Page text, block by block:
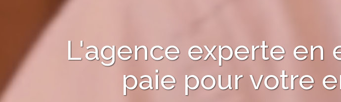
L'agence experte en
paie pour votre